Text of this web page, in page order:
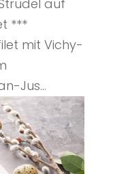
auf
***
mit Vichy-
Jus...